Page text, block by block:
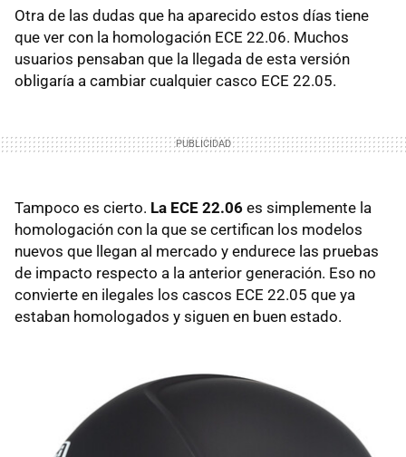
Otra de las dudas que ha aparecido estos días tiene
que ver con la homologación ECE 22.06. Muchos
usuarios pensaban que la llegada de esta versión
obligaría a cambiar cualquier casco ECE 22.05.
Tampoco es cierto. La ECE 22.06 es simplemente la
homologación con la que se certifican los modelos
nuevos que llegan al mercado y endurece las pruebas
de impacto respecto a la anterior generación. Eso no
convierte en ilegales los cascos ECE 22.05 que ya
estaban homologados y siguen en buen estado.